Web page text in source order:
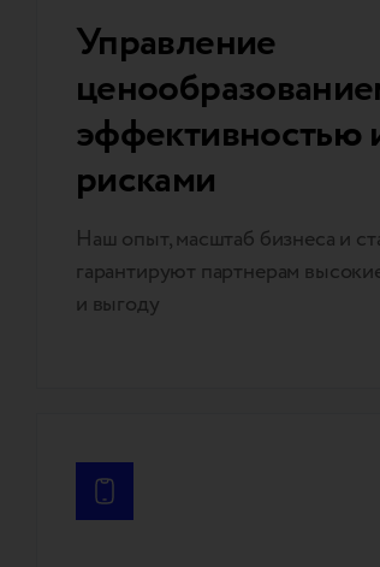
Управление
эффективностью
рисками
Наш опыт, масштаб бизнеса и
гарантируют партнерам
и выгоду